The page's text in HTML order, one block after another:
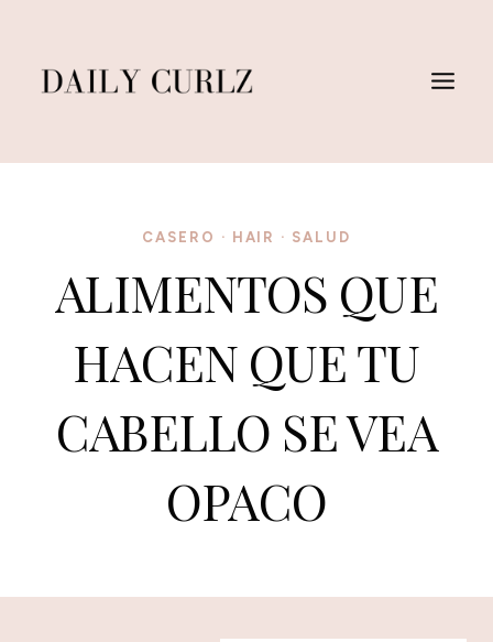
Contenido
CASERO · HAIR · SALUD
ALIMENTOS QUE
HACEN QUE TU
CABELLO SE VEA
OPACO